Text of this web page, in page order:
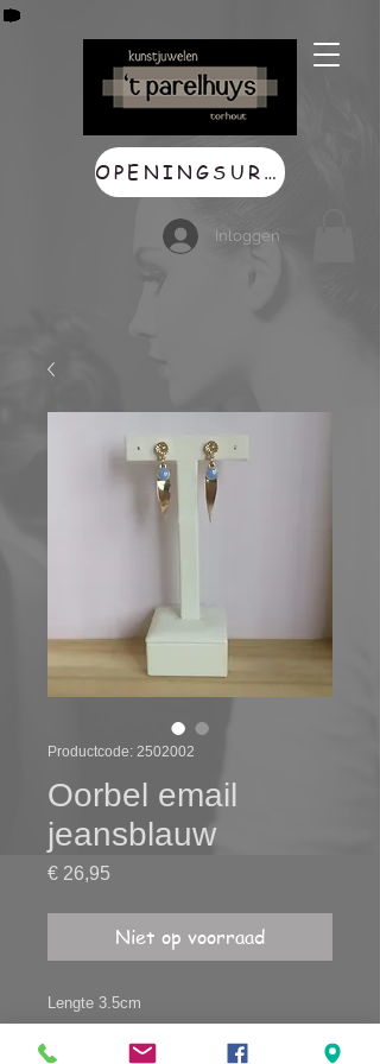
OPENINGSUREN
Inloggen
Productcode: 2502002
Oorbel email
jeansblauw
€ 26,95
Niet op voorraad
Lengte 3.5cm
anti-allergisch, nikkelvrij